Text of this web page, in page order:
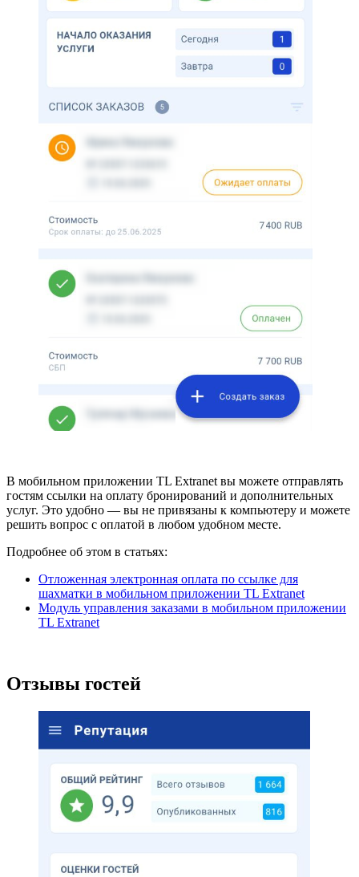
В мобильном приложении TL Extranet вы можете отправлять
гостям ссылки на оплату бронирований и дополнительных
услуг. Это удобно — вы не привязаны к компьютеру и можете
решить вопрос с оплатой в любом удобном месте.
Подробнее об этом в статьях:
Отложенная электронная оплата по ссылке для
шахматки в мобильном приложении TL Extranet
Модуль управления заказами в мобильном приложении
TL Extranet
Отзывы гостей